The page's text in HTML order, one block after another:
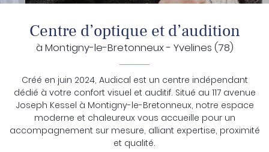
En cochant cette case, vous consentez à recevoir nos propositions
commerciales à l'adresse email indiqué ci-dessus. Vous pouvez vous
Inscription
Centre d’optique et d’audition
à Montigny-le-Bretonneux - Yvelines (78)
Créé en juin 2024, Audical est un centre indépendant
dédié à votre confort visuel et auditif. Situé au 117 avenue
Joseph Kessel à Montigny-le-Bretonneux, notre espace
moderne et chaleureux vous accueille pour un
accompagnement sur mesure, alliant expertise, proximité
et qualité.